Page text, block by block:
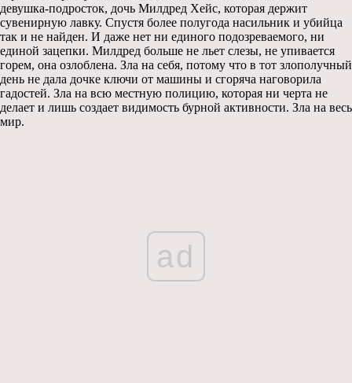
девушка-подросток, дочь Милдред Хейс, которая держит
сувенирную лавку. Спустя более полугода насильник и убийца
так и не найден. И даже нет ни единого подозреваемого, ни
единой зацепки. Милдред больше не льет слезы, не упивается
горем, она озлоблена. Зла на себя, потому что в тот злополучный
день не дала дочке ключи от машины и сгоряча наговорила
гадостей. Зла на всю местную полицию, которая ни черта не
делает и лишь создает видимость бурной активности. Зла на весь
мир.
ad